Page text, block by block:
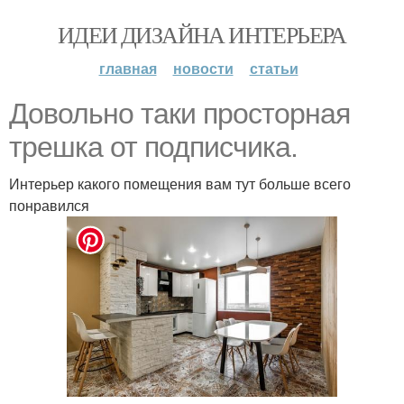
ИДЕИ ДИЗАЙНА ИНТЕРЬЕРА
главная новости статьи
Довольно таки просторная
трешка от подписчика.
Интерьер какого помещения вам тут больше всего
понравился